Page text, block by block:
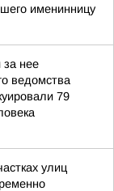
именинницу
нее
ведомства
79
улиц